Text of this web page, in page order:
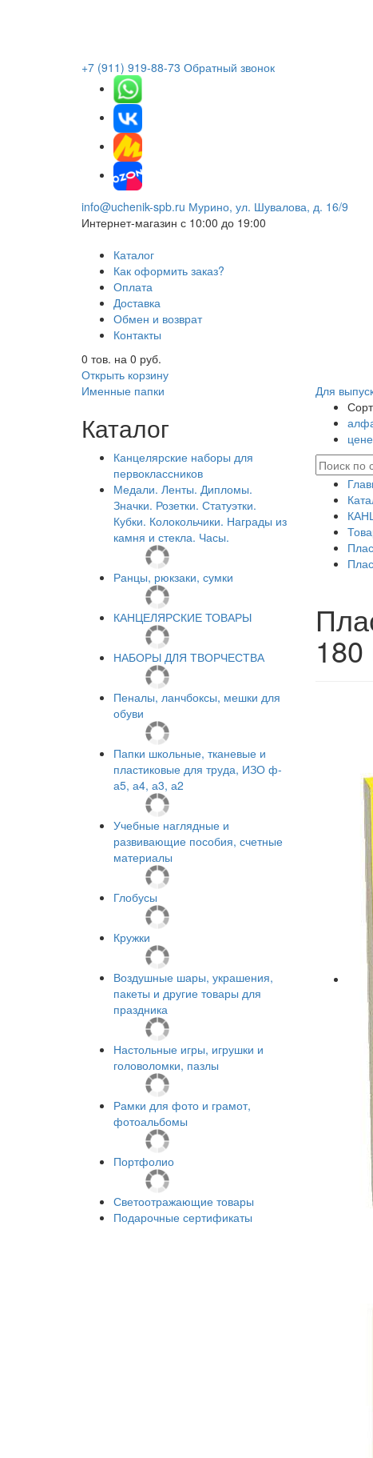
+7 (911) 919-88-73 Обратный звонок
info@uchenik-spb.ru Мурино, ул. Шувалова, д. 16/9
Интернет-магазин с 10:00 до 19:00
Каталог
Как оформить заказ?
Оплата
Доставка
Обмен и возврат
Контакты
0 тов. на 0 руб.
Открыть корзину
Именные папки
Для
Каталог
Канцелярские наборы для
первоклассников
Медали. Ленты. Дипломы.
Значки. Розетки. Статуэтки.
Кубки. Колокольчики. Награды из
камня и стекла. Часы.
Ранцы, рюкзаки, сумки
КАНЦЕЛЯРСКИЕ ТОВАРЫ
НАБОРЫ ДЛЯ ТВОРЧЕСТВА
Пеналы, ланчбоксы, мешки для
обуви
Папки школьные, тканевые и
пластиковые для труда, ИЗО ф-
а5, а4, а3, а2
Учебные наглядные и
развивающие пособия, счетные
материалы
Глобусы
Кружки
Воздушные шары, украшения,
пакеты и другие товары для
праздника
Настольные игры, игрушки и
головоломки, пазлы
Рамки для фото и грамот,
фотоальбомы
Портфолио
Светоотражающие товары
Подарочные сертификаты
цене
180